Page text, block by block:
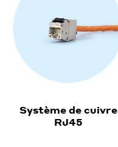
Système de cuivre
RJ45